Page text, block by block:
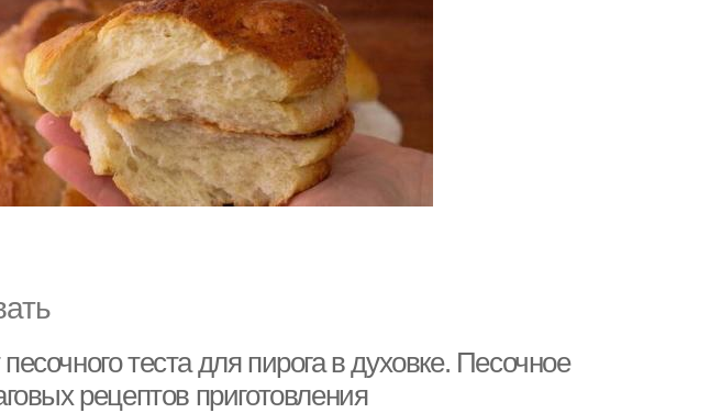
теста для пирога в духовке. Песочное
рецептов приготовления